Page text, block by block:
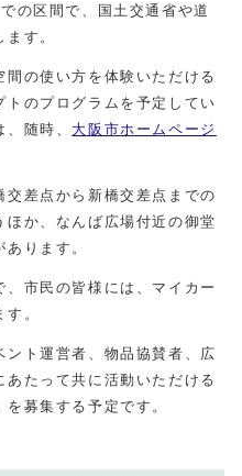
の区間で、国土交通省や道
す。
の使い方を体験いただける
のプログラムを予定してい
随時、 大阪市ホームページ
差点から新橋交差点までの
か、なんば広場付近の御堂
ります。
市民の皆様には、マイカー
。
ト運営者、物品協賛者、広
たって共に活動いただける
募集する予定です。